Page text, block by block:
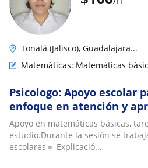
Tonalá (Jalisco), Guadalajara...
Matemáticas: Matemáticas
Psicologo: Apoyo escolar
enfoque en atención y
Apoyo en matemáticas básicas,
estudio.Durante la sesión se
escolares🔹 Explicació...